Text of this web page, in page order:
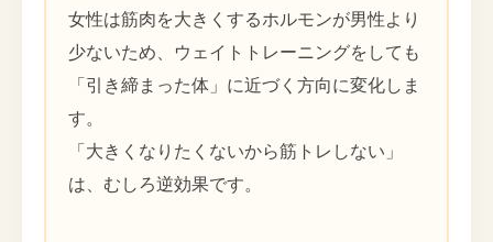
女性は筋肉を大きくするホルモンが男性より
少ないため、ウェイトトレーニングをしても
「引き締まった体」に近づく方向に変化しま
す。
「大きくなりたくないから筋トレしない」
は、むしろ逆効果です。